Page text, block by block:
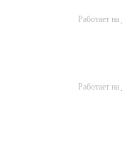
Работает на
Работает на